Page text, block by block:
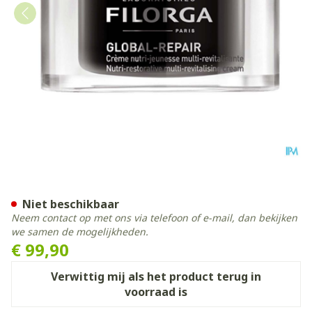
€ 99,90
Verwittig mij als het product terug in
voorraad is
Niet beschikbaar
Neem contact op met ons via telefoon of e-mail, dan bekijken
we samen de mogelijkheden.